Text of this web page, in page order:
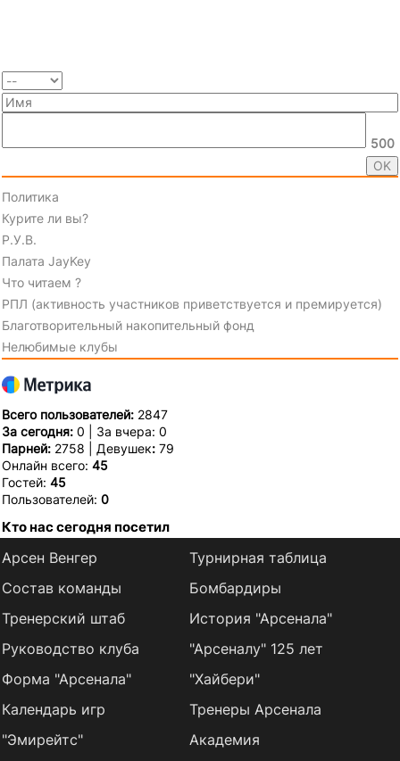
500
Политика
Курите ли вы?
Р.У.В.
Палата JayKey
Что читаем ?
РПЛ (активность участников приветствуется и премируется)
Благотворительный накопительный фонд
Нелюбимые клубы
Всего пользователей: 2847
За сегодня: 0 | За вчера: 0
Парней: 2758 | Девушек: 79
Онлайн всего: 45
Гостей: 45
Пользователей: 0
Кто нас сегодня посетил
Арсен Венгер
Состав команды
Тренерский штаб
Руководство клуба
Форма "Арсенала"
Календарь игр
Турнирная таблица
Бомбардиры
История "Арсенала"
"Арсеналу" 125 лет
"Хайбери"
Тренеры Арсенала
"Эмирейтс"
Академия